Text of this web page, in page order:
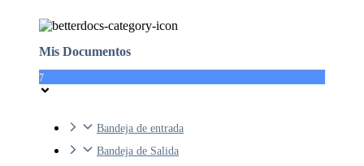
Mis Documentos
7
Bandeja de entrada
Bandeja de Salida